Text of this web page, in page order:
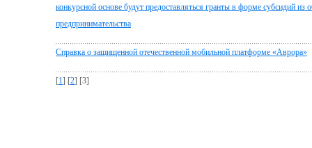
конкурсной основе будут предоставляться гранты в форме субсидий из
предпринимательства
Справка о защищенной отечественной мобильной платформе «Аврора»
[1] [2] [3]